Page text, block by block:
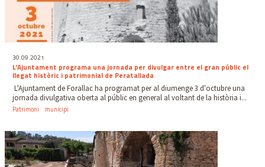
30.09.2021
L'Ajuntament programa una jornada per divulgar entre el gran públic el
llegat històric i patrimonial de Peratallada
L'Ajuntament de Forallac ha programat per al diumenge 3 d'octubre una
jornada divulgativa oberta al públic en general al voltant de la història i...
Patrimoni
municipi